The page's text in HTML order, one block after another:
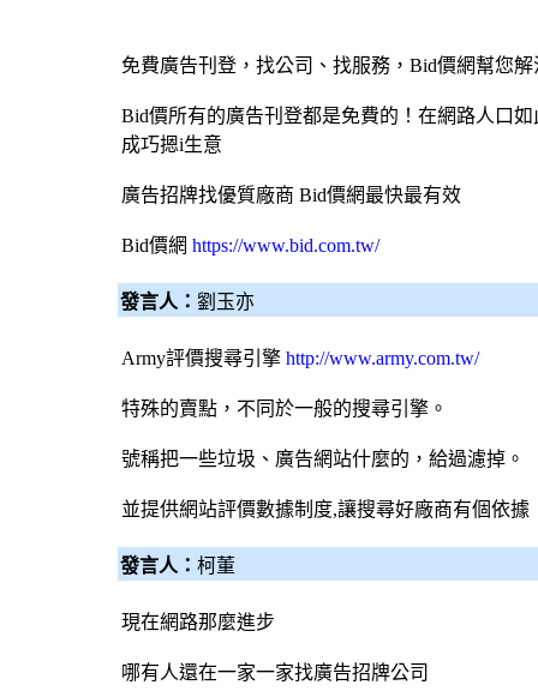
免費廣告刊登，找公司、找服務， Bid價網幫您
Bid價所有的廣告刊登都是免費的！在網路人口
成巧摁i生意
廣告招牌找優質廠商 Bid價網最快最有效
Bid價網 https://www.bid.com.tw/
發言人： 劉玉亦
Army評價搜尋引擎 http://www.army.com.tw/
特殊的賣點，不同於一般的搜尋引擎 。
號稱把一些垃圾、廣告網站什麼的，給過濾掉。
並提供網站評價數據制度,讓搜尋好廠商有個依據
發言人： 柯董
現在網路那麼進步
哪有人還在一家一家找廣告招牌公司